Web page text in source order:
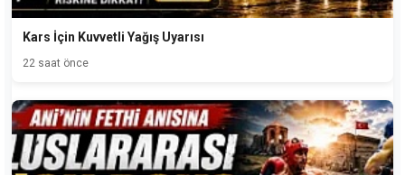
Kars İçin Kuvvetli Yağış Uyarısı
22 saat önce